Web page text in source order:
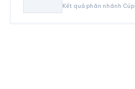
Kết quả phân nhánh